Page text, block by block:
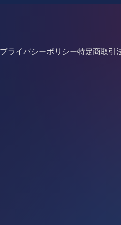
プライバシーポリシー特定商取引